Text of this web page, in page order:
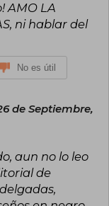
AMO LA
ni hablar del
No es útil
de Septiembre,
aun no lo leo
de